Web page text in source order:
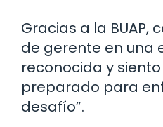
Gracias a la BUAP,
de gerente en una
reconocida y
preparado para
desafío”.